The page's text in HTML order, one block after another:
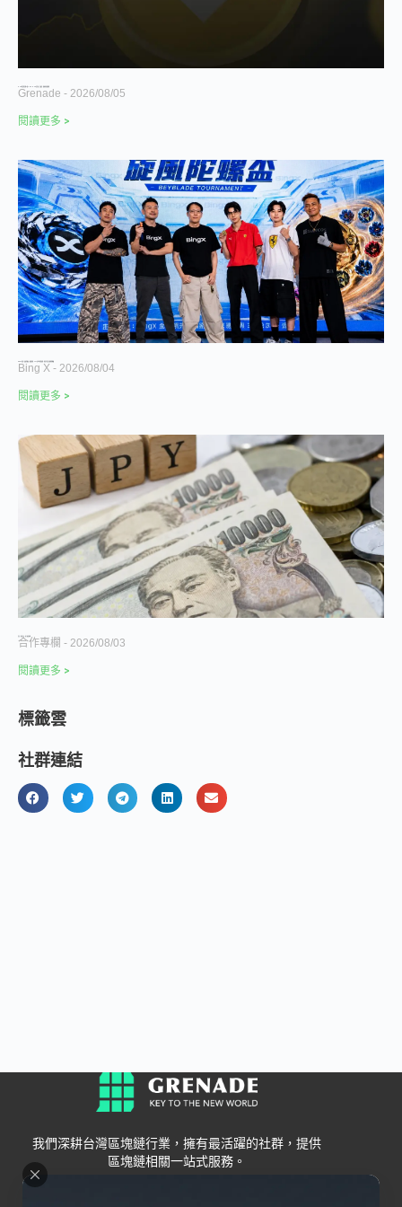
Grenade 2026/08/05
閱讀更多 >
Bing X 2026/08/04
閱讀更多 >
合作專欄 2026/08/03
閱讀更多 >
標籤雲
社群連結
我們深耕台灣區塊鏈行業，擁有最活躍的社群，提供
區塊鏈相關一站式服務。